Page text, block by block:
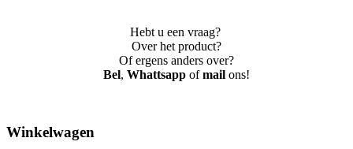
Hebt u een vraag?
Over het product?
Of ergens anders over?
Bel, Whattsapp ofmail ons!
Winkelwagen